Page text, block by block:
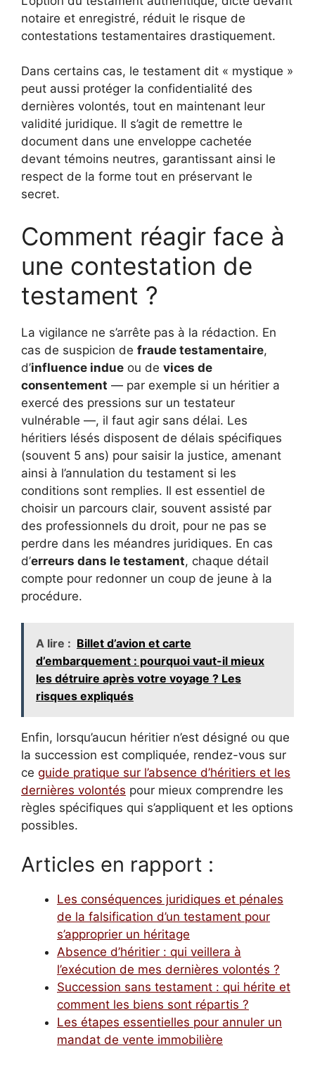
notaire et enregistré, réduit le risque de
contestations testamentaires drastiquement.
Dans certains cas, le testament dit « mystique »
peut aussi protéger la confidentialité des
dernières volontés, tout en maintenant leur
validité juridique. Il s’agit de remettre le
document dans une enveloppe cachetée
devant témoins neutres, garantissant ainsi le
respect de la forme tout en préservant le
secret.
Comment réagir face à
une contestation de
testament ?
La vigilance ne s’arrête pas à la rédaction. En
cas de suspicion de fraude testamentaire,
d’influence indue ou de vices de
consentement — par exemple si un héritier a
exercé des pressions sur un testateur
vulnérable —, il faut agir sans délai. Les
héritiers lésés disposent de délais spécifiques
(souvent 5 ans) pour saisir la justice, amenant
ainsi à l’annulation du testament si les
conditions sont remplies. Il est essentiel de
choisir un parcours clair, souvent assisté par
des professionnels du droit, pour ne pas se
perdre dans les méandres juridiques. En cas
d’erreurs dans le testament, chaque détail
compte pour redonner un coup de jeune à la
procédure.
A lire : Billet d’avion et carte
d’embarquement : pourquoi vaut-il mieux
les détruire après votre voyage ? Les
risques expliqués
Enfin, lorsqu’aucun héritier n’est désigné ou que
la succession est compliquée, rendez-vous sur
ce guide pratique sur l’absence d’héritiers et les
dernières volontés pour mieux comprendre les
règles spécifiques qui s’appliquent et les options
possibles.
Articles en rapport :
Les conséquences juridiques et pénales
de la falsification d’un testament pour
s’approprier un héritage
Absence d’héritier : qui veillera à
l’exécution de mes dernières volontés ?
Succession sans testament : qui hérite et
comment les biens sont répartis ?
Les étapes essentielles pour annuler un
mandat de vente immobilière